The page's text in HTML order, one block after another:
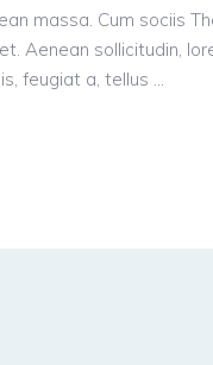
massa. Cum sociis
Aenean sollicitudin,
feugiat a, tellus